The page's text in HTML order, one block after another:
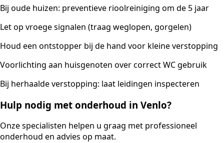
Bij oude huizen: preventieve rioolreiniging om de 5 jaar
Let op vroege signalen (traag weglopen, gorgelen)
Houd een ontstopper bij de hand voor kleine verstopping
Voorlichting aan huisgenoten over correct WC gebruik
Bij herhaalde verstopping: laat leidingen inspecteren
Hulp nodig met onderhoud in Venlo?
Onze specialisten helpen u graag met professioneel
onderhoud en advies op maat.